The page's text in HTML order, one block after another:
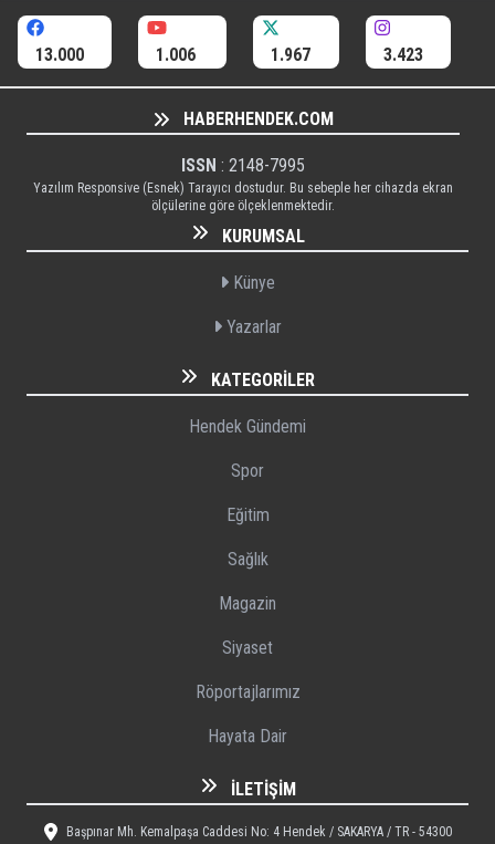
13.000 1.006 1.967 3.423
HABERHENDEK.COM
ISSN : 2148-7995
Yazılım Responsive (Esnek) Tarayıcı dostudur. Bu sebeple her cihazda ekran
ölçülerine göre ölçeklenmektedir.
KURUMSAL
Künye
Yazarlar
KATEGORILER
Hendek Gündemi
Spor
Eğitim
Sağlık
Magazin
Siyaset
Röportajlarımız
Hayata Dair
İLETIŞIM
Başpınar Mh. Kemalpaşa Caddesi No: 4 Hendek / SAKARYA / TR - 54300